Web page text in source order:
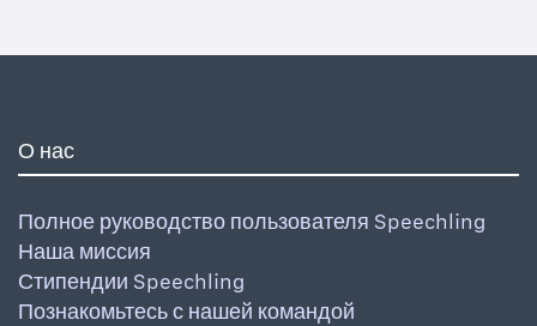
О нас
Полное руководство пользователя Speechling
Наша миссия
Стипендии Speechling
Познакомьтесь с нашей командой